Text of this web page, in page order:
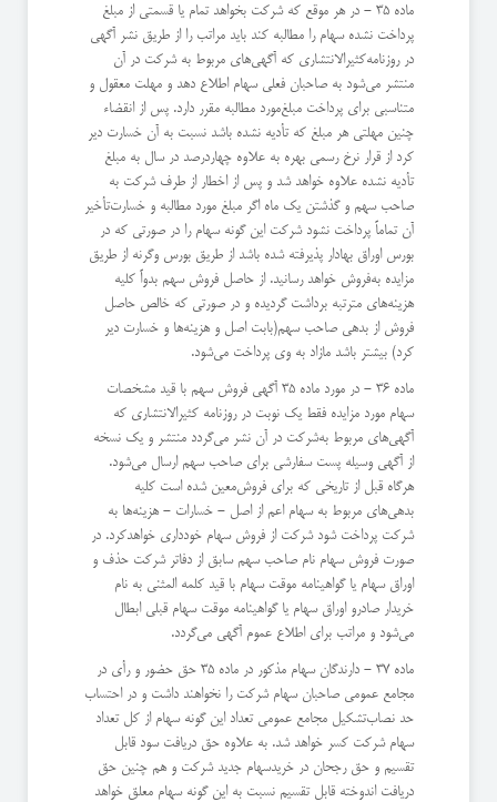
ماده 35 - در هر موقع كه شركت بخواهد تمام یا قسمتی از مبلغ
پرداخت نشده سهام را مطالبه كند باید مراتب را از طریق نشر آگهی
در روزنامه‌كثیرالانتشاری كه آگهی‌های مربوط به شركت در آن
منتشر می‌شود به صاحبان فعلی سهام اطلاع دهد و مهلت معقول و
متناسبی برای پرداخت مبلغ‌مورد مطالبه مقرر دارد. پس از انقضاء
چنین مهلتی هر مبلغ كه تأدیه نشده باشد نسبت به آن خسارت دیر
كرد از قرار نرخ رسمی بهره به علاوه چهار‌درصد در سال به مبلغ
تأدیه نشده علاوه خواهد شد و پس از اخطار از طرف شركت به
صاحب سهم و گذشتن یك ماه اگر مبلغ مورد مطالبه و خسارت‌تأخیر
آن تماماً پرداخت نشود شركت این گونه سهام را در صورتی كه در
بورس اوراق بهادار پذیرفته شده باشد از طریق بورس وگرنه از طریق
مزایده به‌فروش خواهد رسانید. از حاصل فروش سهم بدواً كلیه
هزینه‌های مترتبه برداشت گردیده و در صورتی كه خالص حاصل
فروش از بدهی صاحب سهم(‌بابت اصل و هزینه‌ها و خسارت دیر
كرد) بیشتر باشد مازاد به وی پرداخت می‌شود.
ماده 36 - در مورد ماده 35 آگهی فروش سهم با قید مشخصات
سهام مورد مزایده فقط یك نوبت در روزنامه كثیرالانتشاری كه
آگهی‌های مربوط به‌شركت در آن نشر می‌گردد منتشر و یك نسخه
از آگهی وسیله پست سفارشی برای صاحب سهم ارسال می‌شود.
هرگاه قبل از تاریخی كه برای فروش‌معین شده است كلیه
بدهی‌های مربوط به سهام اعم از اصل - خسارات - هزینه‌ها به
شركت پرداخت شود شركت از فروش سهام خودداری خواهد‌كرد. در
صورت فروش سهام نام صاحب سهم سابق از دفاتر شركت حذف و
اوراق سهام یا گواهینامه موقت سهام با قید كلمه المثنی به نام
خریدار صادر‌و اوراق سهام یا گواهینامه موقت سهام قبلی ابطال
می‌شود و مراتب برای اطلاع عموم آگهی می‌گردد.
ماده 37 - دارندگان سهام مذكور در ماده 35 حق حضور و رأی در
مجامع عمومی صاحبان سهام شركت را نخواهند داشت و در احتساب
حد نصاب‌تشكیل مجامع عمومی تعداد این گونه سهام از كل تعداد
سهام شركت كسر خواهد شد. به علاوه حق دریافت سود قابل
تقسیم و حق رجحان در خرید‌سهام جدید شركت و هم چنین حق
دریافت اندوخته قابل تقسیم نسبت به این گونه سهام معلق خواهد